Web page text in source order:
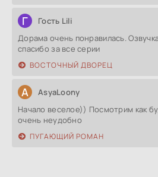
Г Гость Lili
Дорама очень понравилась.
спасибо за все серии
ВОСТОЧНЫЙ ДВОРЕЦ
A AsyaLoony
Начало веселое)) Посмотрим как
очень неудобно
ПУГАЮЩИЙ РОМАН